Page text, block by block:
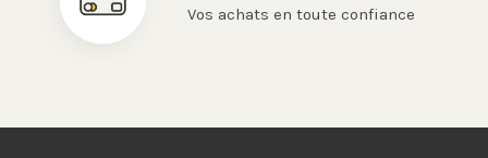
Vos achats en toute confiance